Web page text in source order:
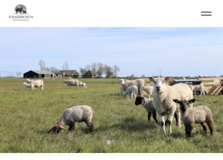
Home Pagina's Contact Locatie
● ●